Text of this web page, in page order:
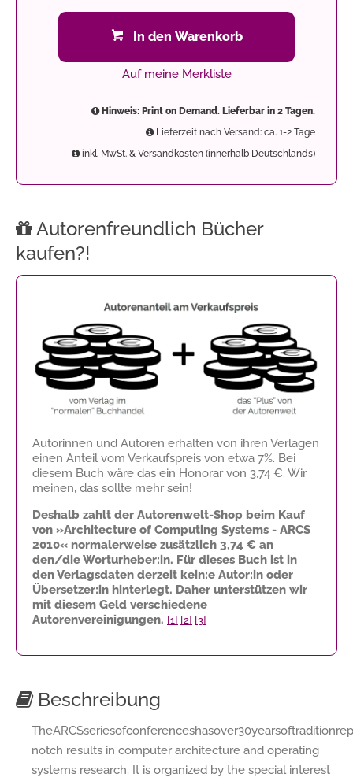
In den Warenkorb
Auf meine Merkliste
Hinweis: Print on Demand. Lieferbar in 2 Tagen.
Lieferzeit nach Versand: ca. 1-2 Tage
inkl. MwSt. & Versandkosten (innerhalb Deutschlands)
Autorenfreundlich Bücher
kaufen?!
Autorinnen und Autoren erhalten von ihren Verlagen
einen Anteil vom Verkaufspreis von etwa 7%. Bei
diesem Buch wäre das ein Honorar von 3,74 €. Wir
meinen, das sollte mehr sein!
Deshalb zahlt der Autorenwelt-Shop beim Kauf
von »Architecture of Computing Systems - ARCS
2010« normalerweise zusätzlich 3,74 € an
den/die Worturheber:in. Für dieses Buch ist in
den Verlagsdaten derzeit kein:e Autor:in oder
Übersetzer:in hinterlegt. Daher unterstützen wir
mit diesem Geld verschiedene
Autorenvereinigungen. [1] [2] [3]
Beschreibung
notch results in computer architecture and operating
systems research. It is organized by the special interest